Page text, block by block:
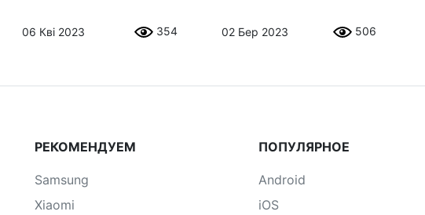
06 Кві 2023 354 02 Бер 2023 506
РЕКОМЕНДУЕМ
Samsung
Xiaomi
ПОПУЛЯРНОЕ
Android
iOS